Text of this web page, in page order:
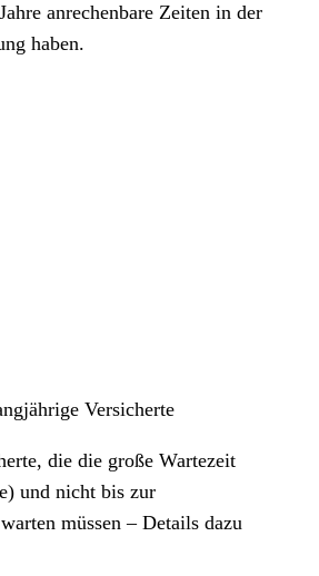
anrechenbare Zeiten in der
haben.
Versicherte
die die große Wartezeit
und nicht bis zur
müssen – Details dazu